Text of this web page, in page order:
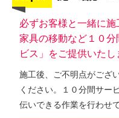
必ずお客様と一緒に
家具の移動など１０
ビス」をご提供いたし
施工後、ご不明点がござ
ください。１０分間サー
伝いできる作業を行わせ